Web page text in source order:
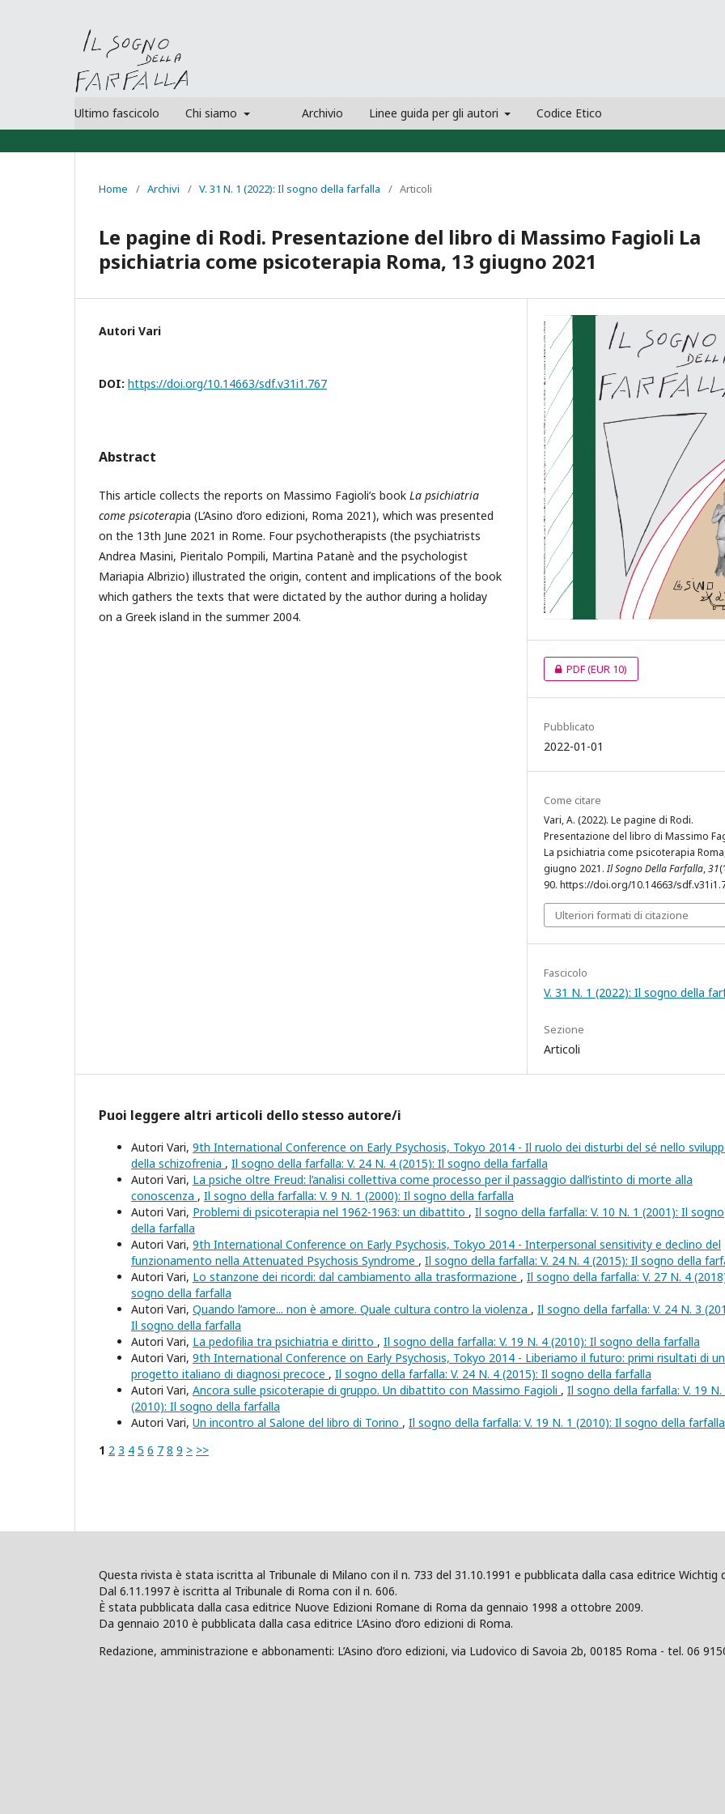
Ultimo fascicolo Chi siamo Archivio Linee guida per gli autori Codice Etico
Home / Archivi / V. 31 N. 1 (2022): Il sogno della farfalla / Articoli
Le pagine di Rodi. Presentazione del libro di Massimo Fagioli La
psichiatria come psicoterapia Roma, 13 giugno 2021
Autori Vari
DOI: https://doi.org/10.14663/sdf.v31i1.767
Abstract
This article collects the reports on Massimo Fagioli’s book La psichiatria
come psicoterapia (L’Asino d’oro edizioni, Roma 2021), which was presented
on the 13th June 2021 in Rome. Four psychotherapists (the psychiatrists
Andrea Masini, Pieritalo Pompili, Martina Patanè and the psychologist
Mariapia Albrizio) illustrated the origin, content and implications of the book
which gathers the texts that were dictated by the author during a holiday
on a Greek island in the summer 2004.
PDF(EUR 10)
Pubblicato
2022-01-01
Come citare
Vari, A. (2022). Le pagine di Rodi.
Presentazione del libro di Massimo
La psichiatria come psicoterapia
giugno 2021.Il Sogno Della Farfalla,31
90. https://doi.org/10.14663/
Ulteriori formati di citazione
Fascicolo
V. 31 N. 1 (2022): Il sogno della
Sezione
Articoli
Puoi leggere altri articoli dello stesso autore/i
Autori Vari, 9th International Conference on Early Psychosis, Tokyo 2014 - Il ruolo dei disturbi del sé nello
della schizofrenia , Il sogno della farfalla: V. 24 N. 4 (2015): Il sogno della farfalla
Autori Vari, La psiche oltre Freud: l’analisi collettiva come processo per il passaggio dall’istinto di morte alla
conoscenza , Il sogno della farfalla: V. 9 N. 1 (2000): Il sogno della farfalla
Autori Vari, Problemi di psicoterapia nel 1962-1963: un dibattito , Il sogno della farfalla: V. 10 N. 1 (2001): Il sogno
della farfalla
Autori Vari, 9th International Conference on Early Psychosis, Tokyo 2014 - Interpersonal sensitivity e declino del
funzionamento nella Attenuated Psychosis Syndrome , Il sogno della farfalla: V. 24 N. 4 (2015): Il sogno della
Autori Vari, Lo stanzone dei ricordi: dal cambiamento alla trasformazione , Il sogno della farfalla: V. 27 N. 4
sogno della farfalla
Autori Vari, Quando l’amore... non è amore. Quale cultura contro la violenza , Il sogno della farfalla: V. 24 N. 3
Il sogno della farfalla
Autori Vari, La pedofilia tra psichiatria e diritto , Il sogno della farfalla: V. 19 N. 4 (2010): Il sogno della farfalla
Autori Vari, 9th International Conference on Early Psychosis, Tokyo 2014 - Liberiamo il futuro: primi risultati di un
progetto italiano di diagnosi precoce , Il sogno della farfalla: V. 24 N. 4 (2015): Il sogno della farfalla
Autori Vari, Ancora sulle psicoterapie di gruppo. Un dibattito con Massimo Fagioli , Il sogno della farfalla: V. 19 N.
(2010): Il sogno della farfalla
Autori Vari, Un incontro al Salone del libro di Torino , Il sogno della farfalla: V. 19 N. 1 (2010): Il sogno della farfalla
1 2 3 4 5 6 7 8 9 > >>
Questa rivista è stata iscritta al Tribunale di Milano con il n. 733 del 31.10.1991 e pubblicata dalla casa editrice
Dal 6.11.1997 è iscritta al Tribunale di Roma con il n. 606.
È stata pubblicata dalla casa editrice Nuove Edizioni Romane di Roma da gennaio 1998 a ottobre 2009.
Da gennaio 2010 è pubblicata dalla casa editrice L’Asino d’oro edizioni di Roma.
Redazione, amministrazione e abbonamenti: L’Asino d’oro edizioni, via Ludovico di Savoia 2b, 00185 Roma - tel. 06